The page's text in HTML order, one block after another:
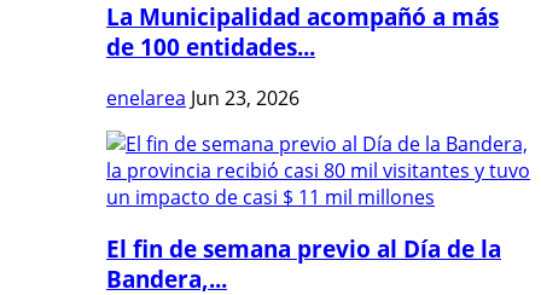
La Municipalidad acompañó a más
de 100 entidades...
enelarea Jun 23, 2026
El fin de semana previo al Día de la
Bandera,...